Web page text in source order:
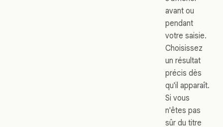
avant ou
pendant
votre saisie.
Choisissez
un résultat
précis dès
qu'il apparaît.
Si vous
n'êtes pas
sûr du titre